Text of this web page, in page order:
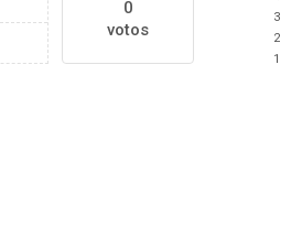
0
votos
3
2
1